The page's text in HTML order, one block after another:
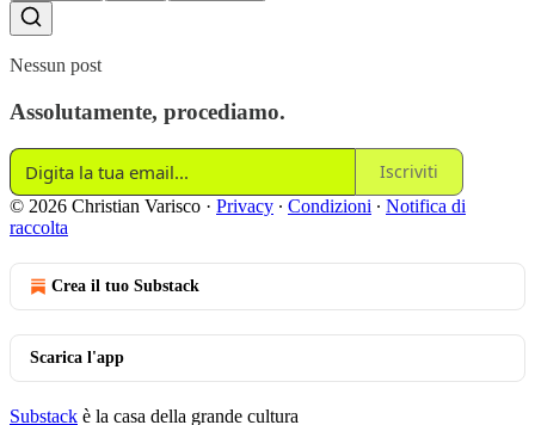
Nessun post
Assolutamente, procediamo.
Iscriviti
© 2026 Christian Varisco · Privacy ∙ Condizioni ∙ Notifica di
raccolta
Crea il tuo Substack
Scarica l'app
Substack è la casa della grande cultura